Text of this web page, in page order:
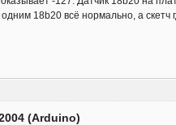
18b20 всё нормально, а скетч
(Arduino)